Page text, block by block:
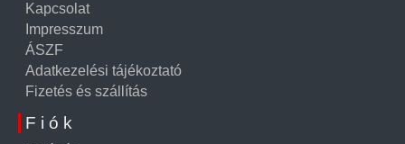
Kapcsolat
Impresszum
ÁSZF
Adatkezelési tájékoztató
Fizetés és szállítás
Fiók